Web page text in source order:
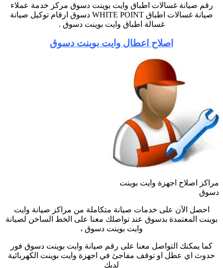
رقم صيانة غسالات اطباق وايت بوينت دسوق مركز خدمة عملاء
صيانة غسالات اطباق
دسوق ارقام توكيل صيانة
غسالة اطباق وايت بوينت دسوق .
اصلاح اعطال وايت بوينت دسوق
مراكز اصلاح اجهزة وايت بوينت
دسوق
احصل الآن على خدمات صيانة متكاملة من مراكز صيانة وايت
بوينت المعتمدة بدسوق عند تواصلك معنا على الخط الساخن لصيانة
وايت بوينت دسوق ،
كما يمكنك التواصل معنا على رقم صيانة وايت بوينت دسوق فور
حدوث اي عطل او توقف مفاجئ في اجهزة وايت بوينت الكهربائية
لديك